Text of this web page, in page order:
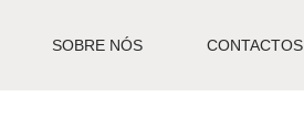
SOBRE NÓS CONTACTOS